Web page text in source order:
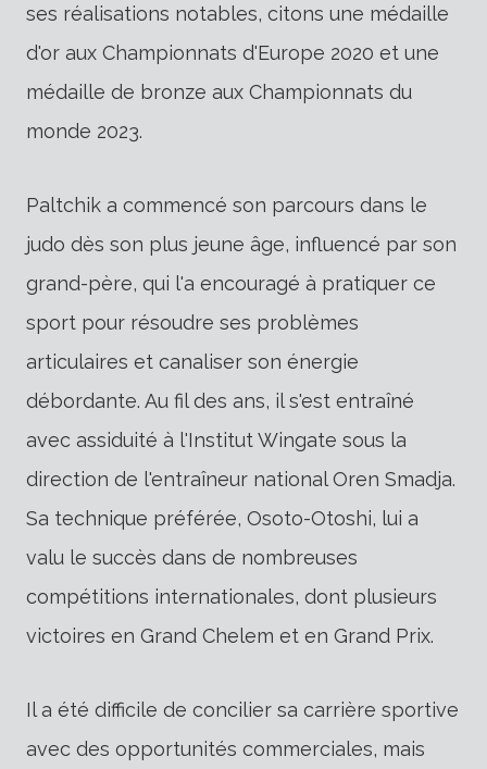
ses réalisations notables, citons une médaille
d'or aux Championnats d'Europe 2020 et une
médaille de bronze aux Championnats du
monde 2023.
Paltchik a commencé son parcours dans le
judo dès son plus jeune âge, influencé par son
grand-père, qui l'a encouragé à pratiquer ce
sport pour résoudre ses problèmes
articulaires et canaliser son énergie
débordante. Au fil des ans, il s'est entraîné
avec assiduité à l'Institut Wingate sous la
direction de l'entraîneur national Oren Smadja.
Sa technique préférée, Osoto-Otoshi, lui a
valu le succès dans de nombreuses
compétitions internationales, dont plusieurs
victoires en Grand Chelem et en Grand Prix.
Il a été difficile de concilier sa carrière sportive
avec des opportunités commerciales, mais